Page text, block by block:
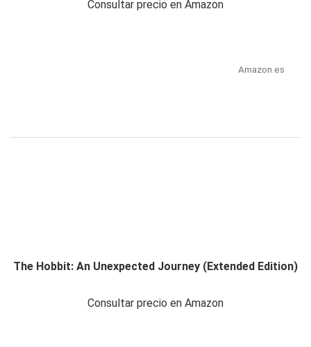
Consultar precio en Amazon
Amazon.es
The Hobbit: An Unexpected Journey (Extended Edition)
Consultar precio en Amazon